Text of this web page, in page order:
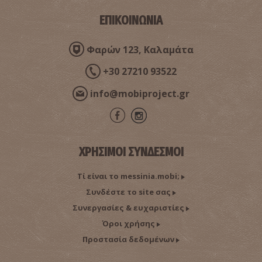
ΠΕΡΙΦΕΡΕΙΑΚΟ ΙΑΤΡΕΙΟ ΜΕΘΩΝΗΣ
ΠΕΡΙΦΕΡΕΙΑΚΑ ΙΑΤΡΕΙΑ ~9.4Km
Δημόσιο Ιατρείο - Μεθώνη
~9.6Km
ΕΠΙΚΟΙΝΩΝΙΑ
Φαρών 123, Καλαμάτα
+30 27210 93522
info@mobiproject.gr
ΧΡΗΣΙΜΟΙ ΣΥΝΔΕΣΜΟΙ
Τί είναι το messinia.mobi;
Συνδέστε το site σας
Συνεργασίες & ευχαριστίες
Όροι χρήσης
Προστασία δεδομένων